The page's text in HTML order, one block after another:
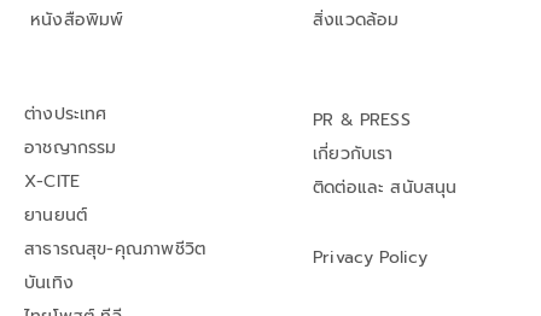
หนังสือพิมพ์
สิ่งแวดล้อม
ต่างประเทศ
อาชญากรรม
X-CITE
ยานยนต์
สาธารณสุข-คุณภาพชีวิต
บันเทิง
PR & PRESS
เกี่ยวกับเรา
ติดต่อและ สนับสนุน
Privacy Policy